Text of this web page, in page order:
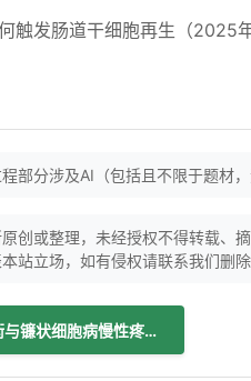
触发肠道干细胞再生（2025
部分涉及AI（包括且不限于题材
创或整理，未经授权不得转载、
站立场，如有侵权请联系我们删除
上一篇：肠道微生物失衡与镰状细胞病慢性疼痛相关联